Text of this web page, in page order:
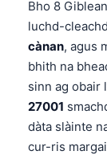
Bho 8
luchd-
cànan, agus
bhith na
sinn ag obair
27001
dàta slàinte
cur-ris